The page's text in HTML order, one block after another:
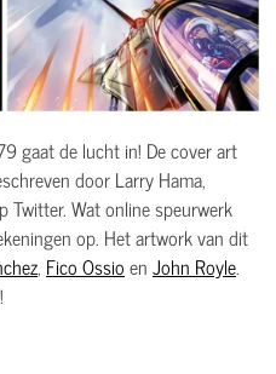
gaat de lucht in! De cover art
door Larry Hama,
Twitter. Wat online speurwerk
op. Het artwork van dit
, Fico OssioenJohn Royle.